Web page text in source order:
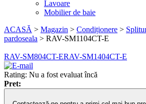
Lavoare
Mobilier de baie
ACASĂ > Magazin > Condiționere >
pardoseala > RAV-SM1104CT-E
RAV-SM804CT-ERAV-SM1404CT-E
Rating: Nu a fost evaluat încă
Pret: